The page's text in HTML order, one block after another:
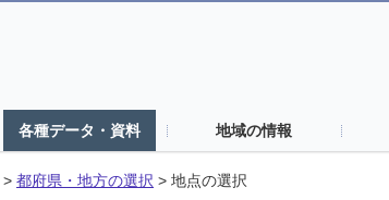
各種データ・資料 地域の情報
> 都府県・地方の選択 > 地点の選択